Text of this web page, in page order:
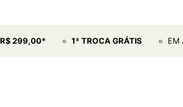
R$ 299,00* 1ª TROCA GRÁTIS EM